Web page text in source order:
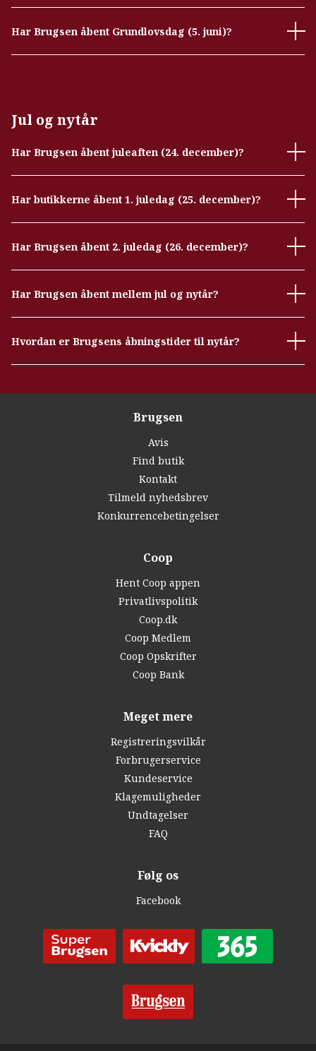
Har Brugsen åbent Grundlovsdag (5. juni)?
Jul og nytår
Har Brugsen åbent juleaften (24. december)?
Har butikkerne åbent 1. juledag (25. december)?
Har Brugsen åbent 2. juledag (26. december)?
Har Brugsen åbent mellem jul og nytår?
Hvordan er Brugsens åbningstider til nytår?
Brugsen
Avis
Find butik
Kontakt
Tilmeld nyhedsbrev
Konkurrencebetingelser
Coop
Hent Coop appen
Privatlivspolitik
Coop.dk
Coop Medlem
Coop Opskrifter
Coop Bank
Meget mere
Registreringsvilkår
Forbrugerservice
Kundeservice
Klagemuligheder
Undtagelser
FAQ
Følg os
Facebook